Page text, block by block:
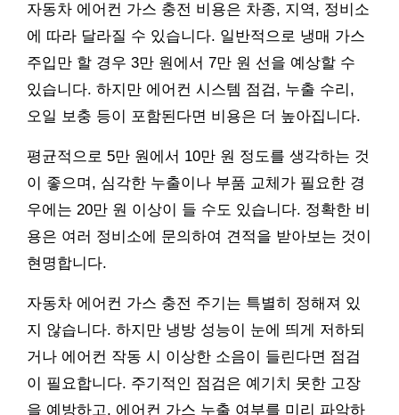
자동차 에어컨 가스 충전 비용은 차종, 지역, 정비소
에 따라 달라질 수 있습니다. 일반적으로 냉매 가스
주입만 할 경우 3만 원에서 7만 원 선을 예상할 수
있습니다. 하지만 에어컨 시스템 점검, 누출 수리,
오일 보충 등이 포함된다면 비용은 더 높아집니다.
평균적으로 5만 원에서 10만 원 정도를 생각하는 것
이 좋으며, 심각한 누출이나 부품 교체가 필요한 경
우에는 20만 원 이상이 들 수도 있습니다. 정확한 비
용은 여러 정비소에 문의하여 견적을 받아보는 것이
현명합니다.
자동차 에어컨 가스 충전 주기는 특별히 정해져 있
지 않습니다. 하지만 냉방 성능이 눈에 띄게 저하되
거나 에어컨 작동 시 이상한 소음이 들린다면 점검
이 필요합니다. 주기적인 점검은 예기치 못한 고장
을 예방하고, 에어컨 가스 누출 여부를 미리 파악하